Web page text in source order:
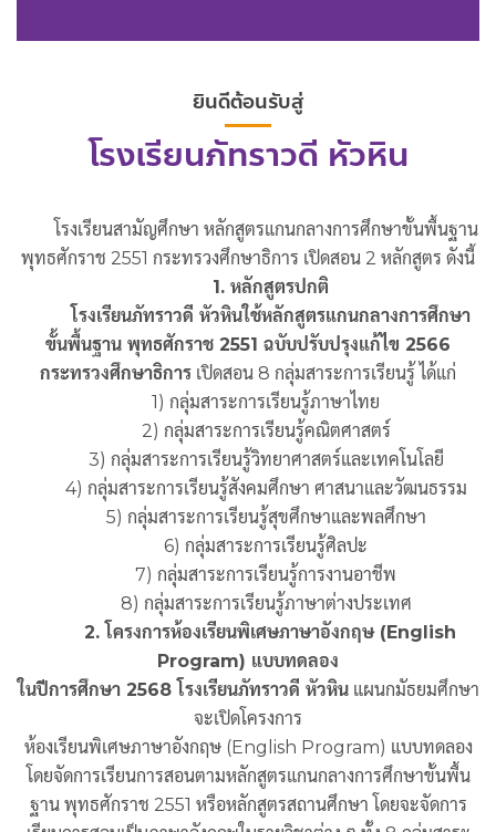
โรงเรียนภัทราวดี หัวหิน
ยินดีต้อนรับสู่
โรงเรียนสามัญศึกษา หลักสูตรแกนกลางการศึกษาขั้นพื้นฐาน
พุทธศักราช 2551 กระทรวงศึกษาธิการ เปิดสอน 2 หลักสูตร ดังนี้
1. หลักสูตรปกติ
โรงเรียนภัทราวดี หัวหินใช้หลักสูตรแกนกลางการศึกษา
ขั้นพื้นฐาน พุทธศักราช 2551 ฉบับปรับปรุงแก้ไข 2566
กระทรวงศึกษาธิการ เปิดสอน 8 กลุ่มสาระการเรียนรู้ ได้แก่
1) กลุ่มสาระการเรียนรู้ภาษาไทย
2) กลุ่มสาระการเรียนรู้คณิตศาสตร์
3) กลุ่มสาระการเรียนรู้วิทยาศาสตร์และเทคโนโลยี
4) กลุ่มสาระการเรียนรู้สังคมศึกษา ศาสนาและวัฒนธรรม
5) กลุ่มสาระการเรียนรู้สุขศึกษาและพลศึกษา
6) กลุ่มสาระการเรียนรู้ศิลปะ
7) กลุ่มสาระการเรียนรู้การงานอาชีพ
8) กลุ่มสาระการเรียนรู้ภาษาต่างประเทศ
2. โครงการห้องเรียนพิเศษภาษาอังกฤษ (English
Program) แบบทดลอง
ในปีการศึกษา 2568 โรงเรียนภัทราวดี หัวหินแผนกมัธยมศึกษา
จะเปิดโครงการ
ห้องเรียนพิเศษภาษาอังกฤษ (English Program) แบบทดลอง
โดยจัดการเรียนการสอนตามหลักสูตรแกนกลางการศึกษาขั้นพื้น
ฐาน พุทธศักราช 2551 หรือหลักสูตรสถานศึกษา โดยจะจัดการ